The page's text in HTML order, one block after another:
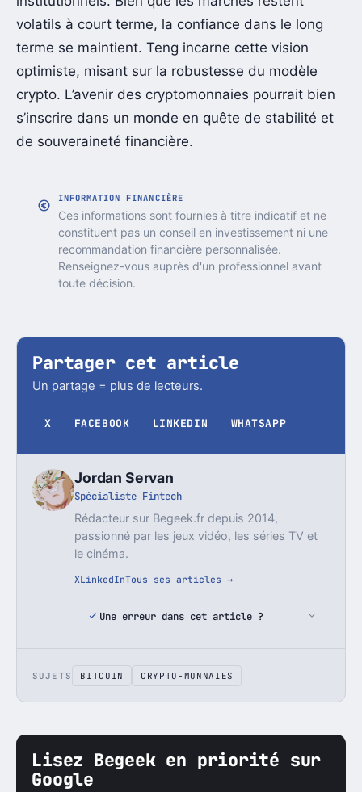
volatils à court terme, la confiance dans le long
terme se maintient. Teng incarne cette vision
optimiste, misant sur la robustesse du modèle
crypto. L’avenir des cryptomonnaies pourrait bien
s’inscrire dans un monde en quête de stabilité et
de souveraineté financière.
INFORMATION FINANCIÈRE
Ces informations sont fournies à titre indicatif et ne
constituent pas un conseil en investissement ni une
recommandation financière personnalisée.
Renseignez-vous auprès d'un professionnel avant
toute décision.
Partager cet article
Un partage = plus de lecteurs.
X FACEBOOK LINKEDIN WHATSAPP
Jordan Servan
Spécialiste Fintech
Rédacteur sur Begeek.fr depuis 2014,
passionné par les jeux vidéo, les séries TV et
le cinéma.
XLinkedInTous ses articles →
Une erreur dans cet article ?
SUJETS BITCOIN CRYPTO-MONNAIES
Lisez Begeek en priorité sur
Google